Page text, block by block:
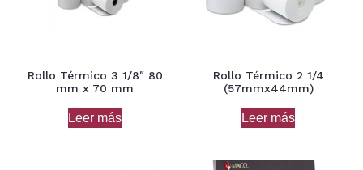
Rollo Térmico 3 1/8″ 80
mm x 70 mm
Leer más
Rollo Térmico 2 1/4
(57mmx44mm)
Leer más